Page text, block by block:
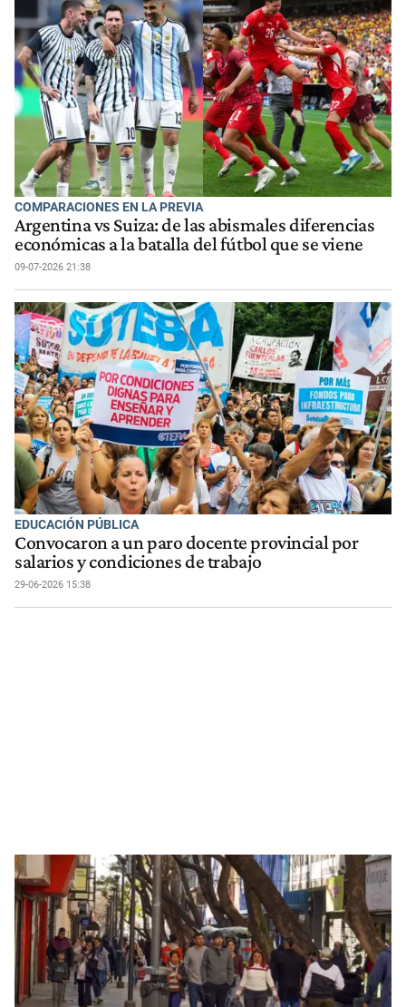
COMPARACIONES EN LA PREVIA
Argentina vs Suiza: de las abismales diferencias
económicas a la batalla del fútbol que se viene
09-07-2026 21:38
EDUCACIÓN PÚBLICA
Convocaron a un paro docente provincial por
salarios y condiciones de trabajo
29-06-2026 15:38